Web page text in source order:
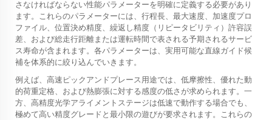
さなければならない性能パラメーターを明確に定義する必要があり
ます。これらのパラメーターには、行程長、最大速度、加速度プロ
ファイル、位置決め精度、繰返し精度（リピータビリティ）許容誤
差、および総走行距離または運転時間で表される予期されるサービ
ス寿命が含まれます。各パラメーターは、実用可能な直線ガイド候
補を体系的に絞り込んでいきます。
例えば、高速ピックアンドプレース用途では、低摩擦性、優れた動
的荷重定格、および熱膨張に対する感度の低さが求められます。一
方、高精度光学アライメントステージは低速で動作する場合でも、
極めて高い精度グレードと最小限の遊びが要求されます。これらの